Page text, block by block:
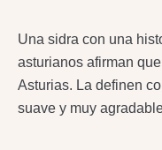
Una sidra con una
asturianos afirman
Asturias. La definen
suave y muy